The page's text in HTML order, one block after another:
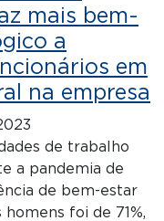
mais bem-
a
em
na empresa
de trabalho
a pandemia de
de bem-estar
foi de 71%,